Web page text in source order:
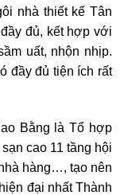
nhà thiết kế Tân
đủ, kết hợp với
uất, nhộn nhịp.
đầy đủ tiện ích rất
Bằng là Tổ hợp
cao 11 tầng hội
hàng…, tạo nên
đại nhất Thành